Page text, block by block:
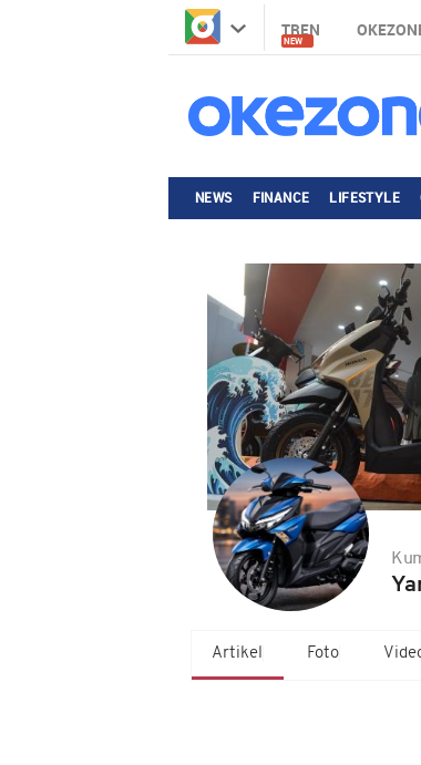
TREN
NEW
NEWS FINANCE LIFESTYLE
Artikel Foto